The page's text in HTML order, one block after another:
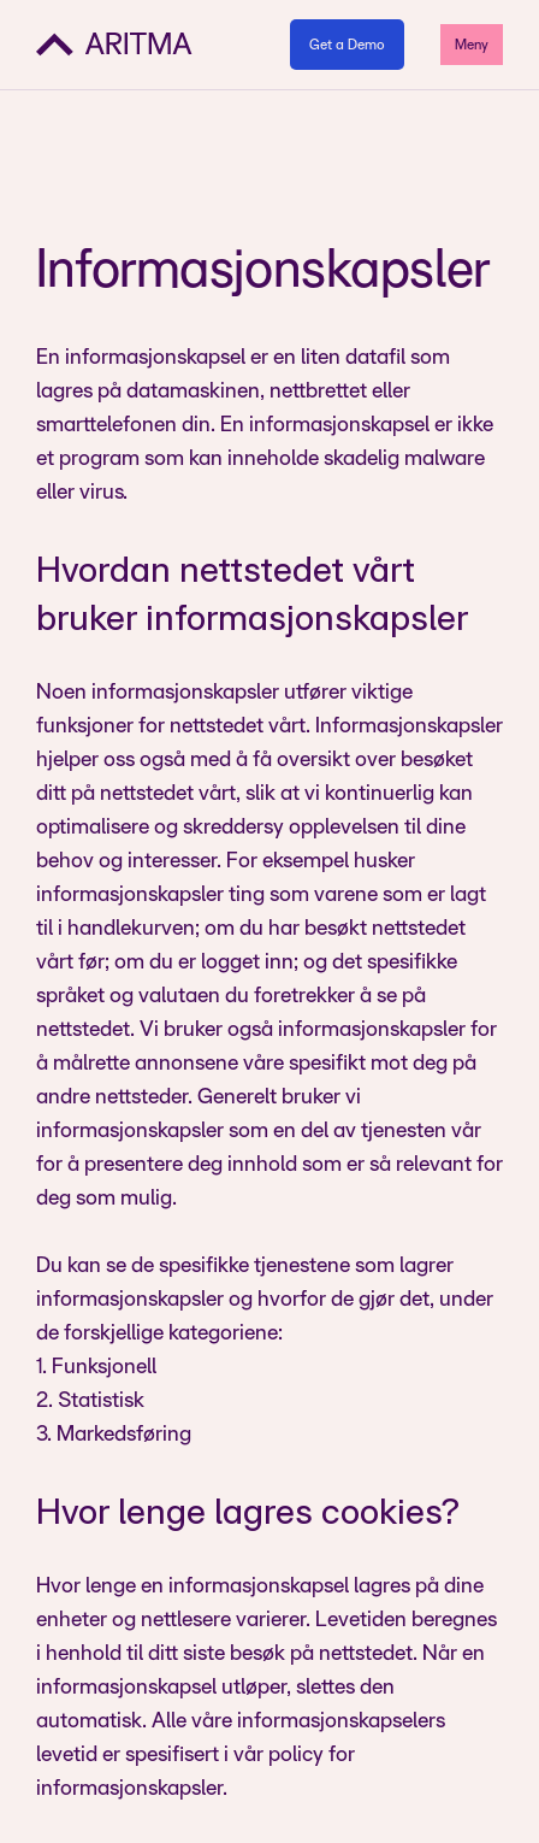
Get a Demo Meny
Informasjonskapsler
En informasjonskapsel er en liten datafil som
lagres på datamaskinen, nettbrettet eller
smarttelefonen din. En informasjonskapsel er ikke
et program som kan inneholde skadelig malware
eller virus.
Hvordan nettstedet vårt
bruker informasjonskapsler
Noen informasjonskapsler utfører viktige
funksjoner for nettstedet vårt. Informasjonskapsler
hjelper oss også med å få oversikt over besøket
ditt på nettstedet vårt, slik at vi kontinuerlig kan
optimalisere og skreddersy opplevelsen til dine
behov og interesser. For eksempel husker
informasjonskapsler ting som varene som er lagt
til i handlekurven; om du har besøkt nettstedet
vårt før; om du er logget inn; og det spesifikke
språket og valutaen du foretrekker å se på
nettstedet. Vi bruker også informasjonskapsler for
å målrette annonsene våre spesifikt mot deg på
andre nettsteder. Generelt bruker vi
informasjonskapsler som en del av tjenesten vår
for å presentere deg innhold som er så relevant for
deg som mulig.
Du kan se de spesifikke tjenestene som lagrer
informasjonskapsler og hvorfor de gjør det, under
de forskjellige kategoriene:
1. Funksjonell
2. Statistisk
3. Markedsføring
Hvor lenge lagres cookies?
Hvor lenge en informasjonskapsel lagres på dine
enheter og nettlesere varierer. Levetiden beregnes
i henhold til ditt siste besøk på nettstedet. Når en
informasjonskapsel utløper, slettes den
automatisk. Alle våre informasjonskapselers
levetid er spesifisert i vår policy for
informasjonskapsler.